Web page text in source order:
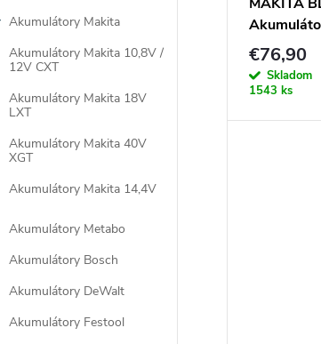
Akumulátory Makita
Akumulátory Makita 10,8V /
12V CXT
Akumulátory Makita 18V
LXT
Akumulátory Makita 40V
XGT
Akumulátory Makita 14,4V
Akumulátory Metabo
Akumulátory Bosch
Akumulátory DeWalt
Akumulátory Festool
d
632F69-8
€76,90
Skladom
1543 ks